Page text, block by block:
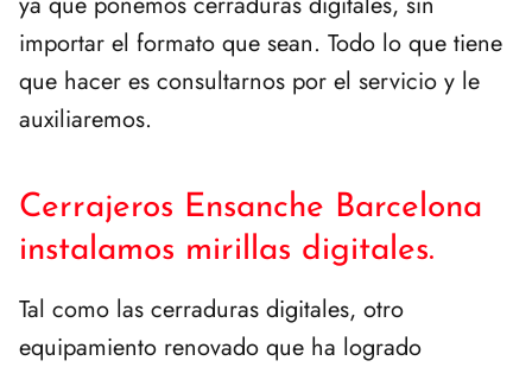
importar el formato que sean. Todo lo que tiene
que hacer es consultarnos por el servicio y le
auxiliaremos.
Cerrajeros Ensanche Barcelona
instalamos mirillas digitales.
Tal como las cerraduras digitales, otro
equipamiento renovado que ha logrado